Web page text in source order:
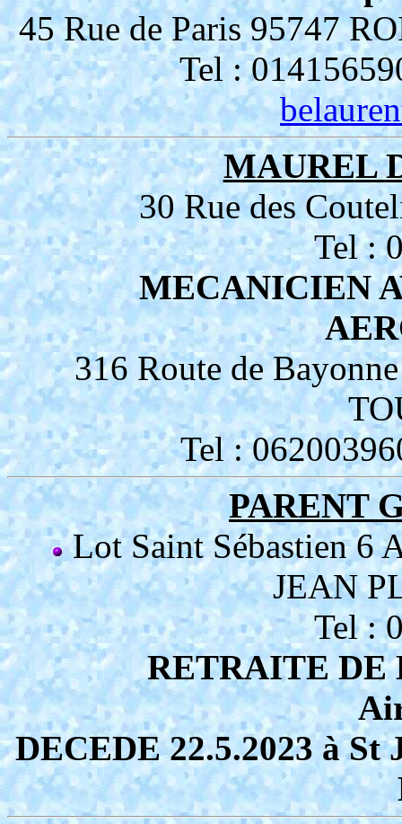
45 Rue de Paris 95747
Tel :
MAUREL
30 Rue des
Tel :
MECANICIEN
316 Route de
Tel :
PARENT
Lot Saint Sébastien 6
JEAN
Tel :
RETRAITE
DECEDE 22.5.2023 à St